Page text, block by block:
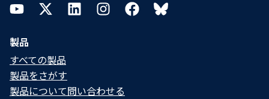
YouTubeTwitterLinkedInInstagramFacebookBluesky
製品
すべての製品
製品をさがす
製品について問い合わせる​